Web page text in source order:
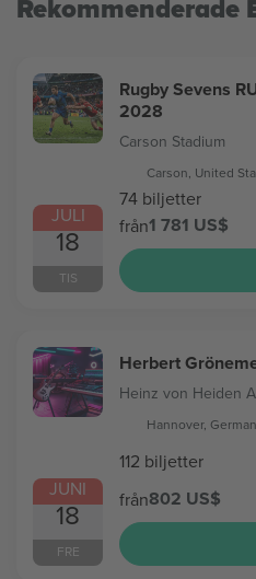
Rekommenderade
JULI
18
TIS
Rugby Sevens
2028
Carson Stadium
Carson, United
74 biljetter
från1 781 US$
JUNI
18
FRE
Herbert
Heinz von Heiden
Hannover,
112 biljetter
från802 US$